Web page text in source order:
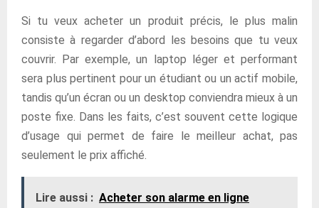
Si tu veux acheter un produit précis, le plus malin
consiste à regarder d’abord les besoins que tu veux
couvrir. Par exemple, un laptop léger et performant
sera plus pertinent pour un étudiant ou un actif mobile,
tandis qu’un écran ou un desktop conviendra mieux à un
poste fixe. Dans les faits, c’est souvent cette logique
d’usage qui permet de faire le meilleur achat, pas
seulement le prix affiché.
Lire aussi : Acheter son alarme en ligne